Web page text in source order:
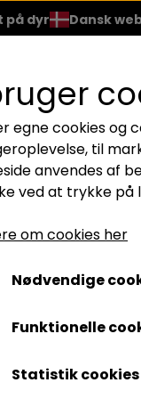
på dyr Dansk
LÆBER
LÆBESTIFT
GLOSS
LIPLINER
Refill Serum
Varenummer:
egne cookies og
til
anvendes af
ved at trykke på
om cookies her
Nødvendige
Funktionelle
Statistik cookies